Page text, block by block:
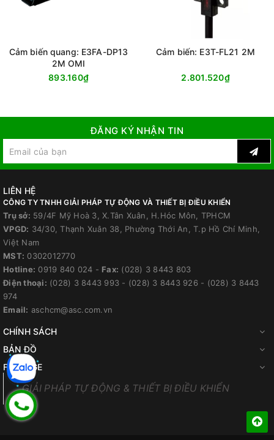
Cảm biến quang: E3FA-DP13
2M OMI
893.160₫
Cảm biến: E3T-FL21 2M
2.801.520₫
ĐĂNG KÝ NHẬN TIN
LIÊN HỆ
CÔNG TY TNHH GIẢI PHÁP TỰ ĐỘNG VÀ THIẾT BỊ ĐIỀU KHIỂN
Trụ sở: 59/4F Mỹ Hoà 3, X.Tân Xuân, H.Hóc Môn, TPHCM
VPGD: 34/30, Thạnh Xuân 38, Phường Thới An, T.p Hồ Chí Minh,
Việt Nam
MST: 0302012770
Hotline: 0919 840 024 - Fax: (028) 3 8443 803
Điện thoại: (028) 3 8443 993 - (028) 3 8443 926 - (028) 3 8443
974
Email: aschcm@asc.com.vn
CHÍNH SÁCH
BẢN ĐỒ
FANPAGE
GIẢI PHÁP TỰ ĐỘNG & THIẾT BỊ ĐIỀU KHIỂN